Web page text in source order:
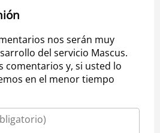
nos serán muy
del servicio Mascus.
comentarios y, si usted lo
en el menor tiempo